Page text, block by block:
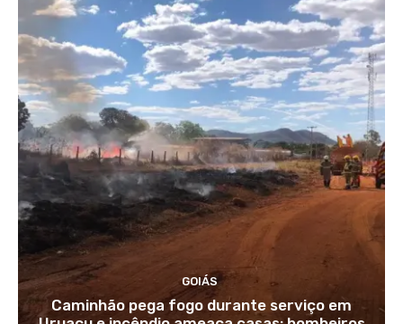
GOIÁS
Caminhão pega fogo durante serviço em